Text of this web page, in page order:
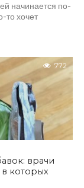
начинается по-
то хочет
772
врачи
в которых